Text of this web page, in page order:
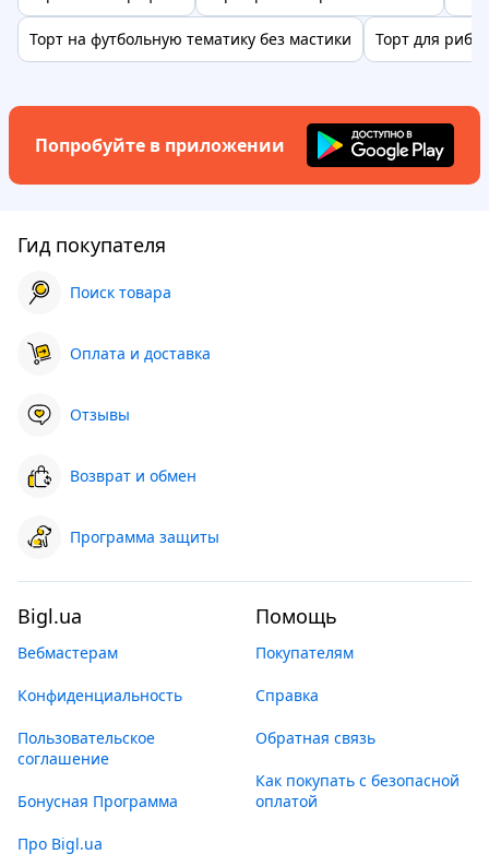
Торт на футбольную тематику без мастики Торт для
Попробуйте в приложении
Гид покупателя
Поиск товара
Оплата и доставка
Отзывы
Возврат и обмен
Программа защиты
Bigl.ua
Вебмастерам
Конфиденциальность
Пользовательское
соглашение
Бонусная Программа
Про Bigl.ua
Помощь
Покупателям
Справка
Обратная связь
Как покупать с безопасной
оплатой